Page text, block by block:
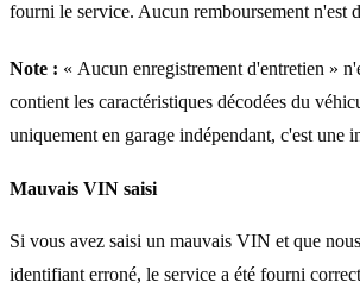
fourni le service. Aucun remboursement n'est
Note : « Aucun enregistrement d'entretien »
contient les caractéristiques décodées du
uniquement en garage indépendant, c'est une
Mauvais VIN saisi
Si vous avez saisi un mauvais VIN et que
identifiant erroné, le service a été fourni